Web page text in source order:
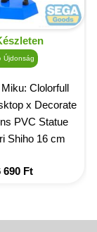
Újdonság
Clolorfull
x Decorate
PVC Statue
Shiho 16 cm
690 Ft